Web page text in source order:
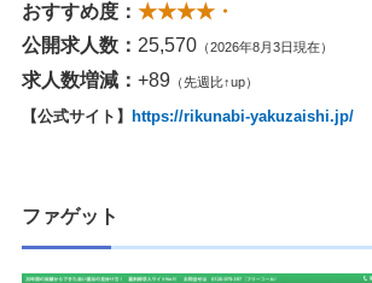
おすすめ度： ★★★★・
公開求人数： 25,570 （2026年8月3日現在）
求人数増減： +89 （先週比↑up）
【公式サイト】 https://rikunabi-yakuzaishi.jp/
ファゲット